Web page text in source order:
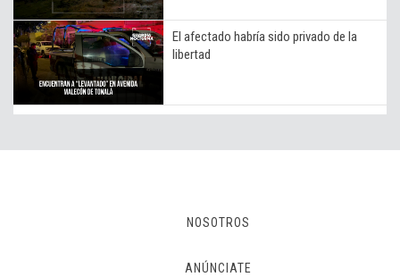
El afectado habría sido privado de la
libertad
NOSOTROS
ANÚNCIATE